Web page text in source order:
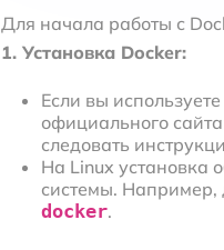
Для начала работы с
1. Установка Docker:
Если вы
официального
следовать
На Linux установка
системы.
docker.